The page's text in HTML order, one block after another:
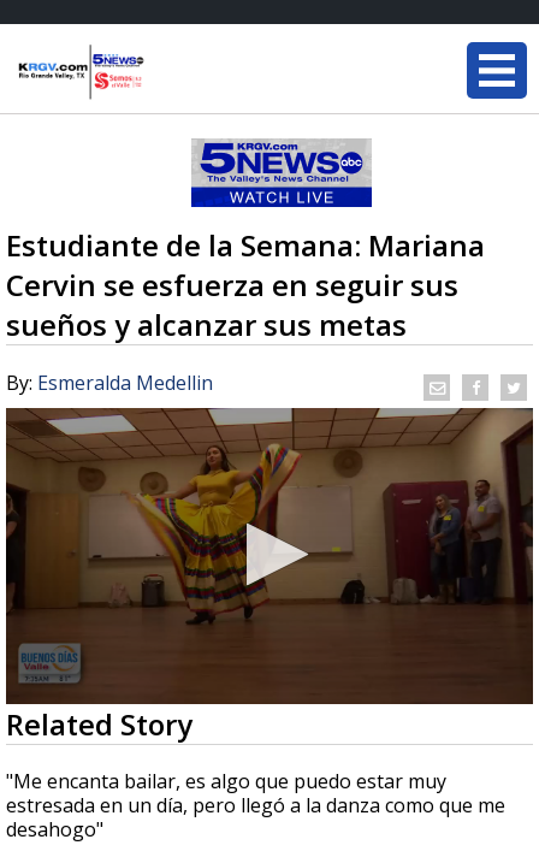
Estudiante de la Semana: Mariana
Cervin se esfuerza en seguir sus
sueños y alcanzar sus metas
By: Esmeralda Medellin
0
seconds
of
3
minutes,
22
seconds
Related Story
"Me encanta bailar, es algo que puedo estar muy
estresada en un día, pero llegó a la danza como que me
desahogo"